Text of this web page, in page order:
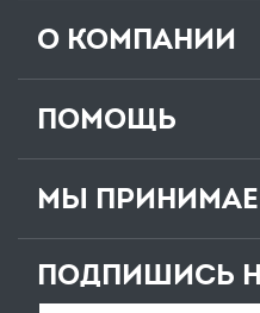
О КОМПАНИИ
ПОМОЩЬ
МЫ
ПОДПИШИСЬ